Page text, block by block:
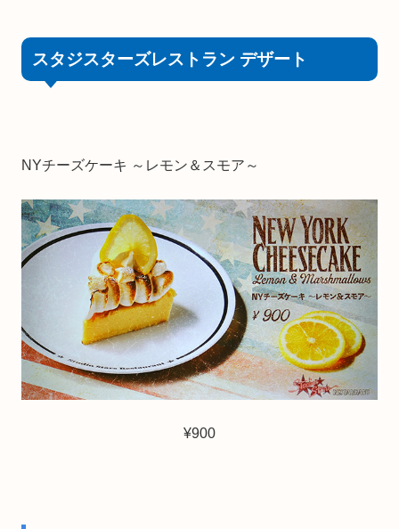
スタジスターズレストラン デザート
NYチーズケーキ ～レモン＆スモア～
¥900